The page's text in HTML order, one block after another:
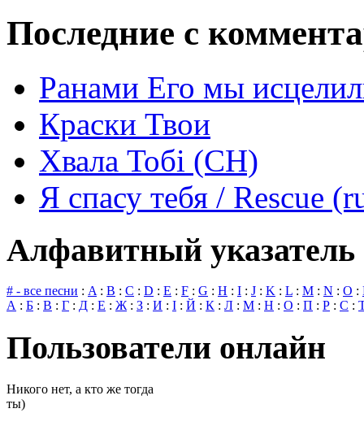
Последние с
Ранами Его мы
Краски Твои
Хвала Тобі (СН)
Я спасу тебя / Rescue
Алфавитный указатель
# - все песни : A : B : C : D : E : F : G : H : I : J : K : L : M : N : O :
А : Б : В : Г : Д : Е : Ж : З : И : І : Й : К : Л : М : Н : О : П : Р : С :
Пользователи онлайн
Никого нет, а кто же тогда
ты)